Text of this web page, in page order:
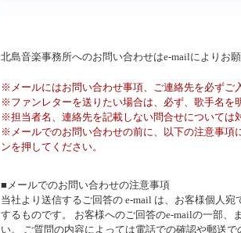
北島音楽事務所へのお問い合わせはe-mailによりお願
※メールにはお問い合わせ事項、ご連絡先を必ずご
※ファンレターを送りたい場合は、必ず、歌手名を
※担当者名、連絡先を記載しない問合せについては
※メールでのお問い合わせの前に、以下の注意事項
ンを押してください。
■メールでのお問い合わせの注意事項
当社より送信するご回答の e-mail は、お客様個人
するものです。 お客様へのご回答のe-mailの一部、
い。 ご質問の内容によっては電話での確認や郵送